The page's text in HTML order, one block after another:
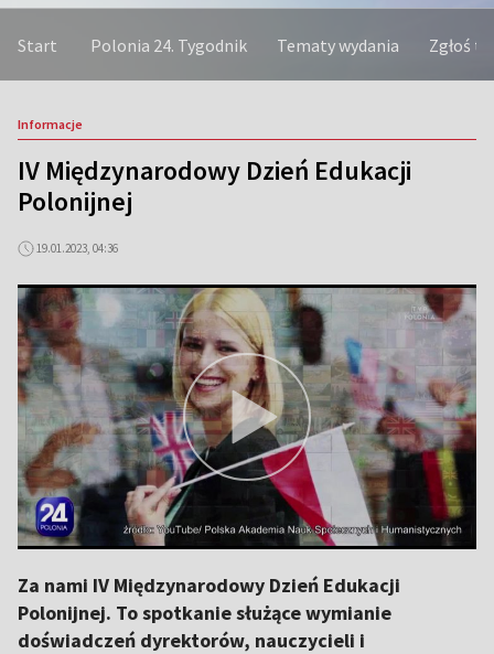
Start Polonia 24. Tygodnik Tematy wydania Zgłoś
Informacje
IV Międzynarodowy Dzień Edukacji
Polonijnej
19.01.2023, 04:36
Za nami IV Międzynarodowy Dzień Edukacji
Polonijnej. To spotkanie służące wymianie
doświadczeń dyrektorów, nauczycieli i